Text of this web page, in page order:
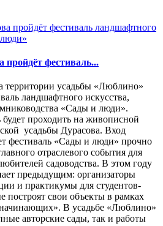
пройдёт фестиваль...
территории усадьбы «Люблино»
ландшафтного искусства,
«Сады и люди».
проходить на живописной
усадьбы Дурасова. Вход
фестиваль «Сады и люди» прочно
отраслевого события для
садоводства. В этом году
предыдущим: организаторы
и практикумы для студентов-
построят свои объекты в рамках
В усадьбе «Люблино»
авторские сады, так и работы